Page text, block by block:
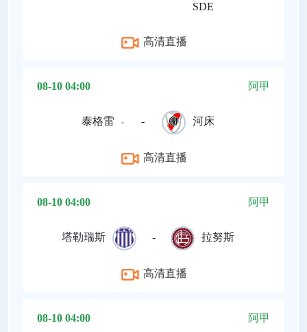
SDE
高清直播
08-10 04:00 阿甲
泰格雷 - 河床
高清直播
08-10 04:00 阿甲
塔勒瑞斯 - 拉努斯
高清直播
08-10 04:00 阿甲